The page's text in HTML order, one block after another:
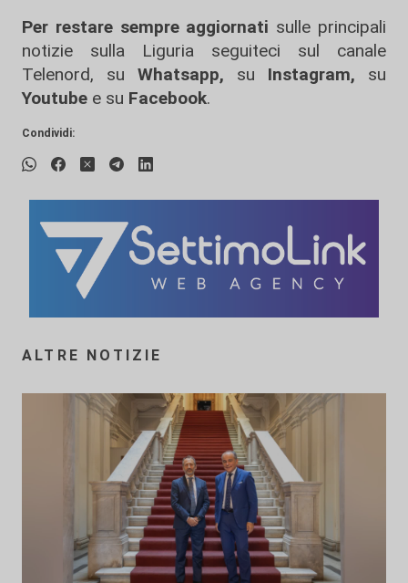
Per restare sempre aggiornati sulle principali
notizie sulla Liguria seguiteci sul canale
Telenord, su
Whatsapp, su Instagram, su
Youtube e su Facebook.
Condividi:
ALTRE NOTIZIE